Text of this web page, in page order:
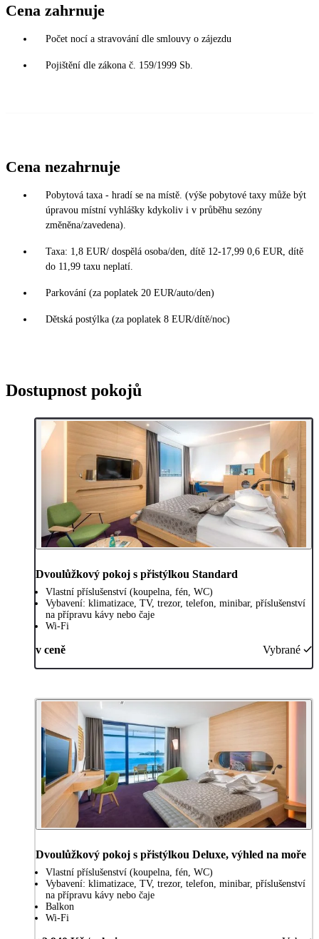
Cena zahrnuje
Počet nocí a stravování dle smlouvy o zájezdu
Pojištění dle zákona č. 159/1999 Sb.
Cena nezahrnuje
Pobytová taxa - hradí se na místě. (výše pobytové taxy může být
úpravou místní vyhlášky kdykoliv i v průběhu sezóny
změněna/zavedena).
Taxa: 1,8 EUR/ dospělá osoba/den, dítě 12-17,99 0,6 EUR, dítě
do 11,99 taxu neplatí.
Parkování (za poplatek 20 EUR/auto/den)
Dětská postýlka (za poplatek 8 EUR/dítě/noc)
Dostupnost pokojů
Dvoulůžkový pokoj s přistýlkou Standard
Vlastní příslušenství (koupelna, fén, WC)
Vybavení: klimatizace, TV, trezor, telefon, minibar, příslušenství
na přípravu kávy nebo čaje
Wi-Fi
v ceně Vybrané
Dvoulůžkový pokoj s přistýlkou Deluxe, výhled na moře
Vlastní příslušenství (koupelna, fén, WC)
Vybavení: klimatizace, TV, trezor, telefon, minibar, příslušenství
na přípravu kávy nebo čaje
Balkon
Wi-Fi